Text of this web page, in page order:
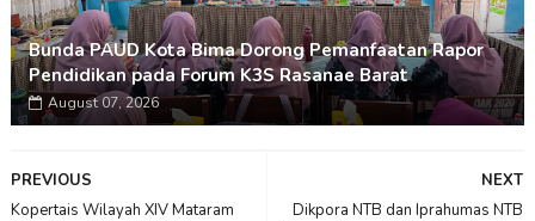
Bunda PAUD Kota Bima Dorong Pemanfaatan Rapor
Pendidikan pada Forum K3S Rasanae Barat
August 07, 2026
NEXT
Dikpora NTB dan Iprahumas NTB
PREVIOUS
Kopertais Wilayah XIV Mataram